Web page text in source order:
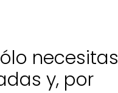
necesitas
y, por